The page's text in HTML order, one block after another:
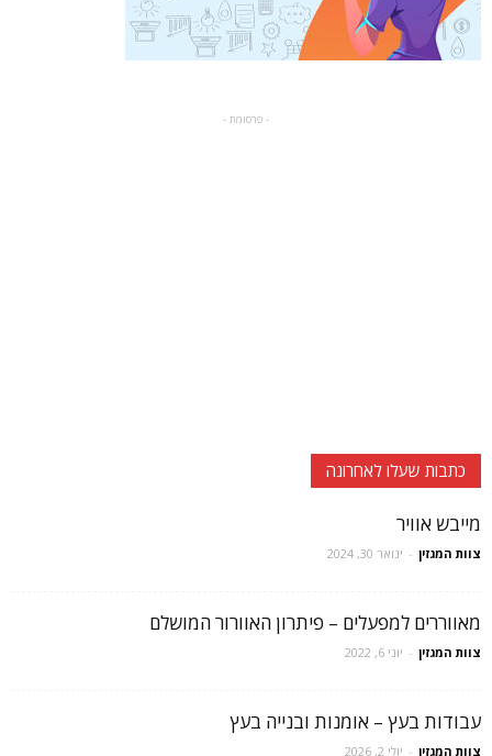
- פרסומת -
כתבות שעלו לאחרונה
מייבש אוויר
צוות המגזין - ינואר 30, 2024
מאווררים למפעלים – פיתרון האוורור המושלם
צוות המגזין - יוני 6, 2022
עבודות בעץ – אומנות ובנייה בעץ
צוות המגזין - יולי 2, 2026